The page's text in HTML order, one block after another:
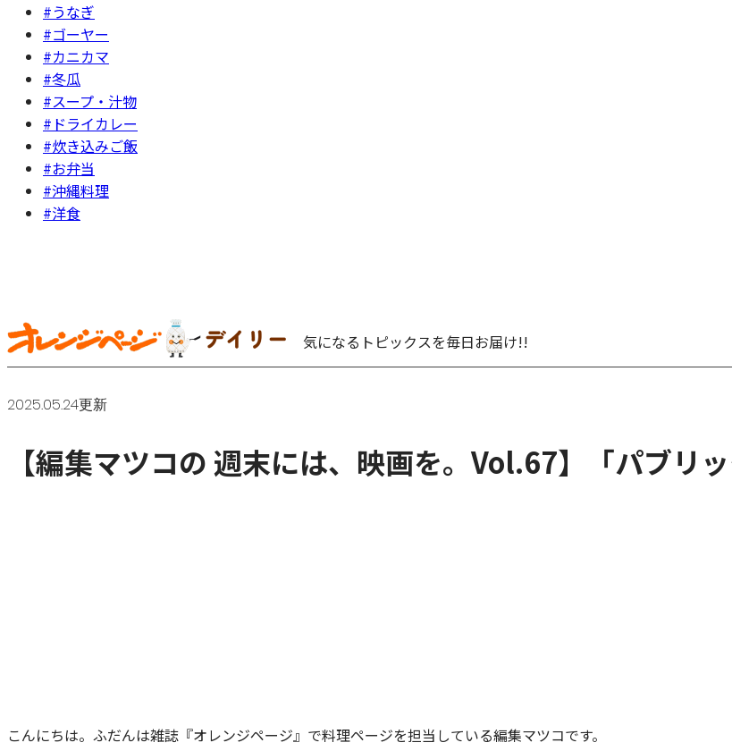
#うなぎ
#ゴーヤー
#カニカマ
#冬瓜
#スープ・汁物
#ドライカレー
#炊き込みご飯
#お弁当
#沖縄料理
#洋食
気になるトピックスを毎日お届け!!
2025.05.24更新
【編集マツコの 週末には、映画を。Vol.67】「パブリッ
こんにちは。ふだんは雑誌『オレンジページ』で料理ページを担当している編集マツコです。